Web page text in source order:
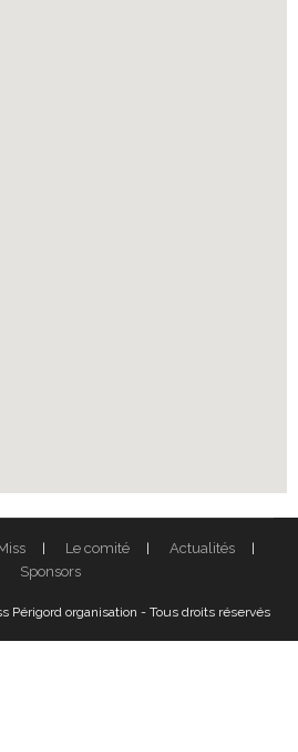
Le comité
Actualités
Sponsors
Périgord organisation - Tous droits réservés